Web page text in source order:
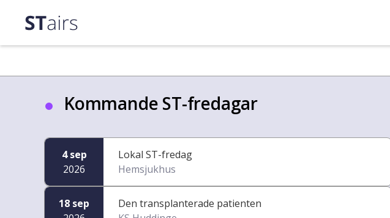
Kommande ST-fredagar
4 sep
2026
Lokal ST-fredag
Hemsjukhus
18 sep
Den transplanterade patienten